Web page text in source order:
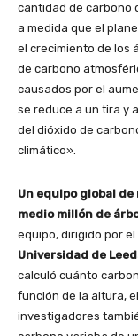
cantidad de carbono
a medida que el
el crecimiento de los
de carbono
causados ​​por el
se reduce a un tira y
del dióxido de
climático».
Un equipo global
medio millón de
equipo, dirigido por
Universidad de
calculó cuánto
función de la altura,
investigadores